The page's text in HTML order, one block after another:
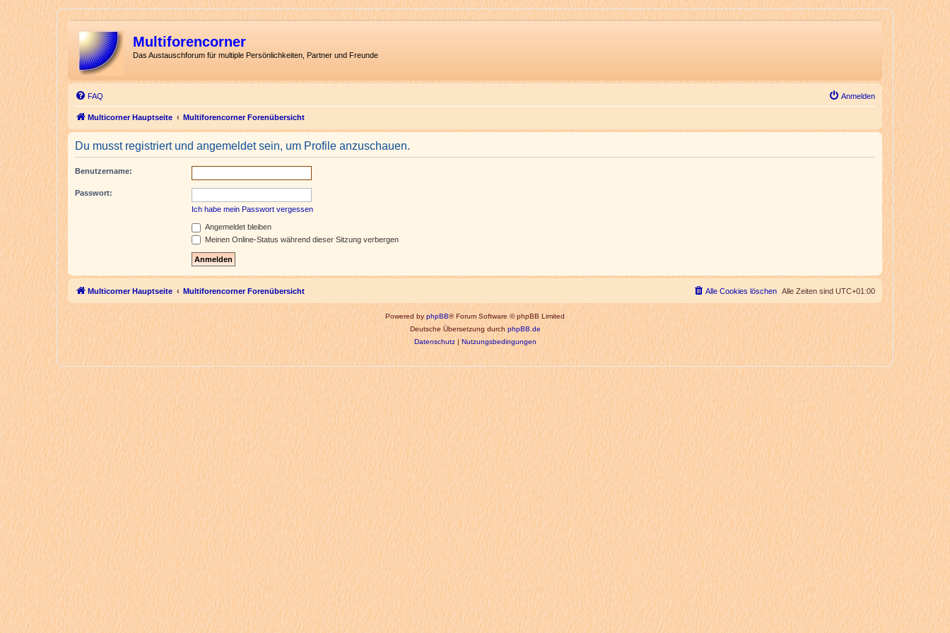
Multiforencorner
Das Austauschforum für multiple Persönlichkeiten, Partner und Freunde
FAQ Anmelden
Multicorner Hauptseite Multiforencorner Forenübersicht
Du musst registriert und angemeldet sein, um Profile anzuschauen.
Benutzername:
Passwort:
Ich habe mein Passwort vergessen
Angemeldet bleiben
Meinen Online-Status während dieser Sitzung verbergen
Multicorner Hauptseite Multiforencorner Forenübersicht Alle Zeiten sind UTC+01:00
Alle Cookies löschen
Powered byphpBB® Forum Software © phpBB Limited
Deutsche Übersetzung durchphpBB.de
Datenschutz|Nutzungsbedingungen